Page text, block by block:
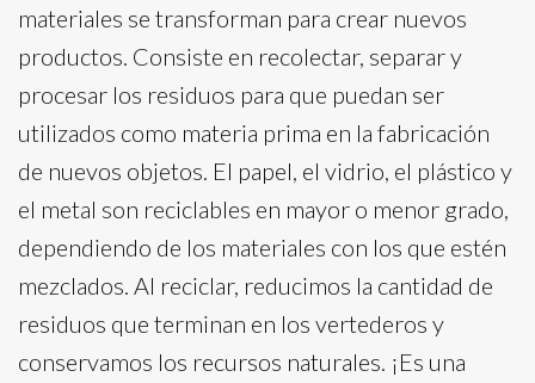
materiales se transforman para crear nuevos
productos. Consiste en recolectar, separar y
procesar los residuos para que puedan ser
utilizados como materia prima en la fabricación
de nuevos objetos. El papel, el vidrio, el plástico y
el metal son reciclables en mayor o menor grado,
dependiendo de los materiales con los que estén
mezclados. Al reciclar, reducimos la cantidad de
residuos que terminan en los vertederos y
conservamos los recursos naturales. ¡Es una